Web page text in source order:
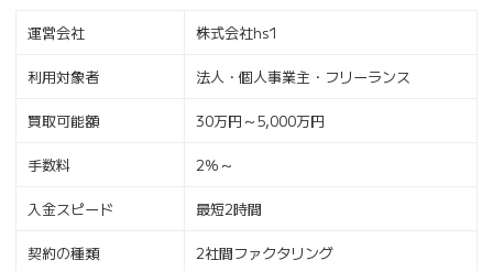
運営会社 株式会社hs1
利用対象者 法人・個人事業主・フリーランス
買取可能額 30万円～5,000万円
手数料 2％～
入金スピード 最短2時間
契約の種類 2社間ファクタリング